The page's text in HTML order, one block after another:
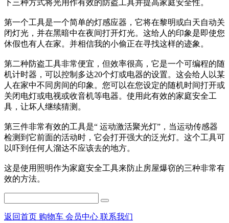
下三种方式将光用作有效的防盗工具并提高家庭安全性。
第一个工具是一个简单的灯感应器，它将在黎明或白天自动关
闭灯光，并在黑暗中在夜间打开灯光。这给人的印象是即使您
休假也有人在家。并相信我的小偷正在寻找这样的迹象。
第二种防盗工具非常便宜，但效率很高，它是一个可编程的随
机计时器，可以控制多达20个灯或电器的设置。这会给人以某
人在家中不同房间的印象。您可以在您设定的随机时间打开或
关闭电灯或电视或收音机等电器。使用此有效的家庭安全工
具，让坏人继续猜测。
第三件非常有效的工具是“ 运动激活聚光灯”，当运动传感器
检测到它前面的活动时，它会打开强大的泛光灯。这个工具可
以吓到任何人溜达不应该去的地方。
这是使用照明作为家庭安全工具来防止房屋爆窃的三种非常有
效的方法。
返回首页 购物车 会员中心 联系我们